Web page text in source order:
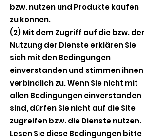
bzw. nutzen und Produkte kaufen
zu können.
(2) Mit dem Zugriff auf die bzw. der
Nutzung der Dienste erklären Sie
sich mit den Bedingungen
einverstanden und stimmen ihnen
verbindlich zu. Wenn Sie nicht mit
allen Bedingungen einverstanden
sind, dürfen Sie nicht auf die Site
zugreifen bzw. die Dienste nutzen.
Lesen Sie diese Bedingungen bitte